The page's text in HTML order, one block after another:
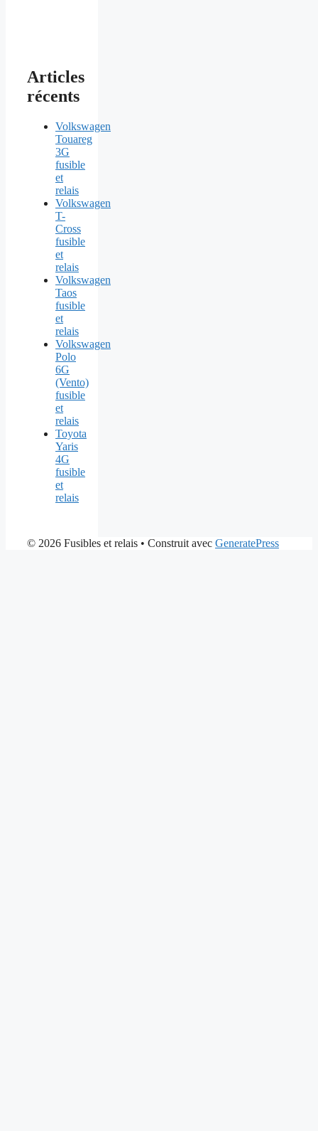
Articles
récents
Volkswagen
Touareg
3G
fusible
et
relais
Volkswagen
T-
Cross
fusible
et
relais
Volkswagen
Taos
fusible
et
relais
Volkswagen
Polo
6G
(Vento)
fusible
et
relais
Toyota
Yaris
4G
fusible
et
relais
© 2026 Fusibles et relais • Construit avec GeneratePress